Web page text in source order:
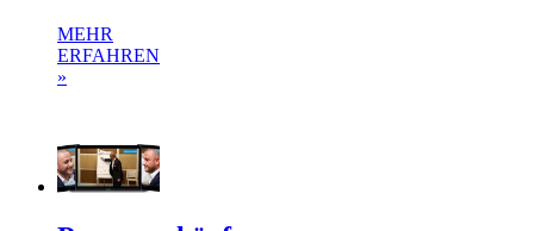
MEHR
ERFAHREN
»